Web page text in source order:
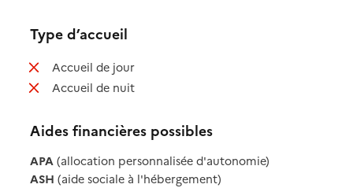
Type d’accueil
Accueil de jour: non disponible
Accueil de nuit: non disponible
Aides financières possibles
APA (allocation personnalisée d'autonomie)
ASH (aide sociale à l'hébergement)